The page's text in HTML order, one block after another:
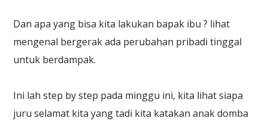
Dan apa yang bisa kita lakukan bapak ibu ? lihat
mengenal bergerak ada perubahan pribadi tinggal
untuk berdampak.
Ini lah step by step pada minggu ini, kita lihat siapa
juru selamat kita yang tadi kita katakan anak domba